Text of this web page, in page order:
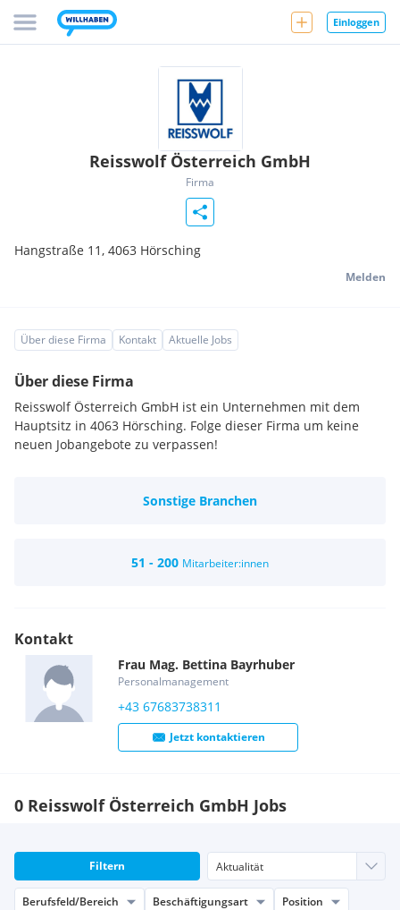
Einloggen
Reisswolf Österreich GmbH
Firma
Hangstraße 11, 4063 Hörsching
Melden
Über diese Firma Kontakt Aktuelle Jobs
Über diese Firma
Reisswolf Österreich GmbH ist ein Unternehmen mit dem
Hauptsitz in 4063 Hörsching. Folge dieser Firma um keine
neuen Jobangebote zu verpassen!
Sonstige Branchen
51 - 200 Mitarbeiter:innen
Kontakt
Frau Mag. Bettina Bayrhuber
Personalmanagement
+43 67683738311
Jetzt kontaktieren
0 Reisswolf Österreich GmbH Jobs
Filtern
Berufsfeld/Bereich Beschäftigungsart Position